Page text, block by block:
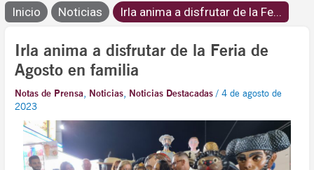
Inicio Noticias Irla anima a disfrutar de la Fe...
Irla anima a disfrutar de la Feria de
Agosto en familia
Notas de Prensa, Noticias, Noticias Destacadas /4 de agosto de
2023